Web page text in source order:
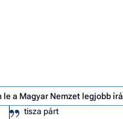
le a Magyar Nemzet legjobb
tisza párt